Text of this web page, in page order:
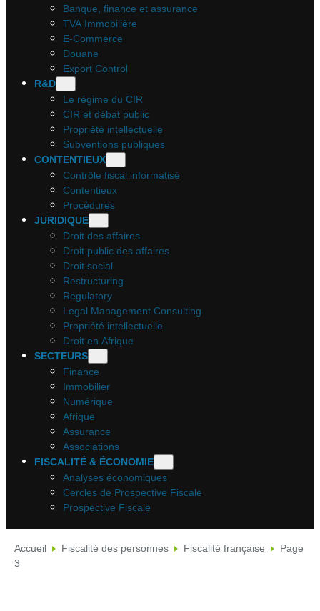
Banque, finance et assurance
TVA Immobilière
E-Commerce
Douane
Export Control
R&D
Le régime du CIR
CIR et débat public
Propriété intellectuelle
Subventions publiques
CONTENTIEUX
Contrôle fiscal informatisé
Contentieux
Procédures
JURIDIQUE
Droit des affaires
Droit public des affaires
Droit social
Restructuring
Regulatory
Legal Management Consulting
Propriété intellectuelle
Droit en Afrique
SECTEURS
Finance
Immobilier
Numérique
Afrique
Assurance
Associations
FISCALITÉ & ÉCONOMIE
Analyses économiques
Cercles de Prospective Fiscale
Prospective Fiscale
Accueil Fiscalité des personnes Fiscalité française
Page
3